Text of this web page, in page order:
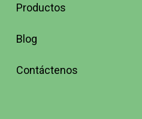
Productos
Blog
Contáctenos